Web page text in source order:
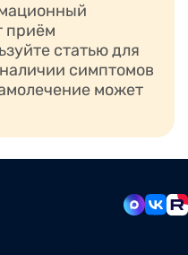
приём
статью для
симптомов
может